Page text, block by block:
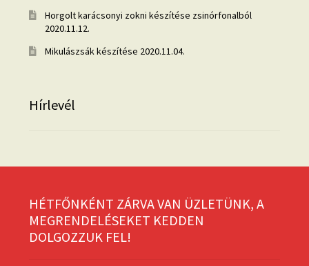
Horgolt karácsonyi zokni készítése zsinórfonalból
2020.11.12.
Mikulászsák készítése 2020.11.04.
Hírlevél
HÉTFŐNKÉNT ZÁRVA VAN ÜZLETÜNK, A
MEGRENDELÉSEKET KEDDEN
DOLGOZZUK FEL!